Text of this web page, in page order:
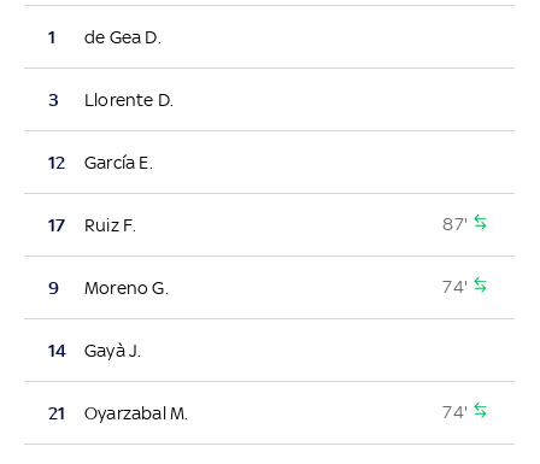
1 de Gea D.
3 Llorente D.
12 García E.
17 Ruiz F. 87'
9 Moreno G. 74'
14 Gayà J.
21 Oyarzabal M. 74'